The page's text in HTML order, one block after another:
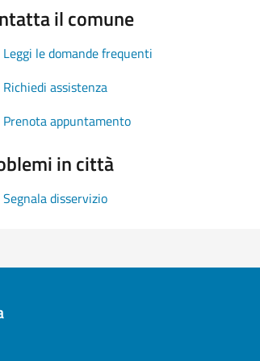
il comune
Leggi le domande frequenti
Richiedi assistenza
Prenota appuntamento
in città
Segnala disservizio